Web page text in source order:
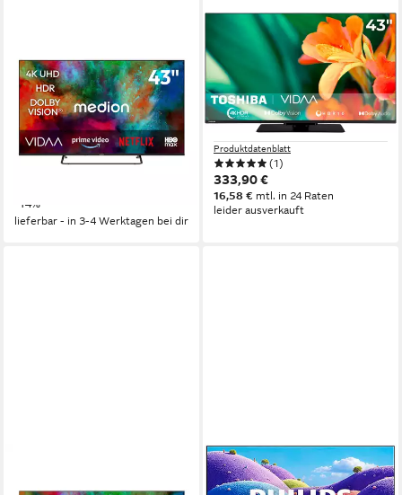
Fernseher
108 cm/43 Zoll
Diagonale
LCD-LED Bildschirmtechnologie
4K Ultra HD Auflösung
Produktdatenblatt
ab 319,95 € UVP369,95 €
-14%
lieferbar - in 3-4 Werktagen bei dir
TOSHIBA
43UV3463DA LED-
Fernseher
108 cm/43 Zoll Diagonale
LCD Bildschirmtechnologie
4K Ultra HD Auflösung
Produktdatenblatt
(1)
333,90 €
16,58 € mtl. in 24 Raten
leider ausverkauft
PHILIPS
43PUS7061/12 LED-